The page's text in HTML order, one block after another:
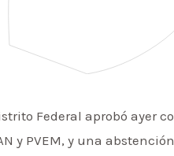
Federal aprobó ayer
y PVEM, y una